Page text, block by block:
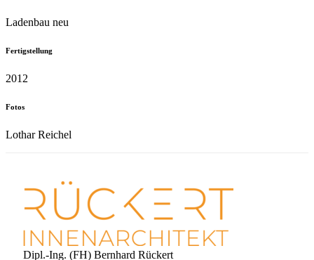
Ladenbau neu
Fertigstellung
2012
Fotos
Lothar Reichel
Dipl.-Ing. (FH) Bernhard Rückert